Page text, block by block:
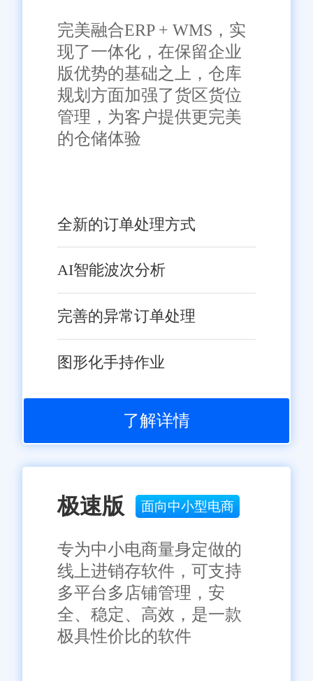
完美融合ERP + WMS，实
现了一体化，在保留企业
版优势的基础之上，仓库
规划方面加强了货区货位
管理，为客户提供更完美
的仓储体验
全新的订单处理方式
AI智能波次分析
完善的异常订单处理
图形化手持作业
了解详情
极速版 面向中小型电商
专为中小电商量身定做的
线上进销存软件，可支持
多平台多店铺管理，安
全、稳定、高效，是一款
极具性价比的软件